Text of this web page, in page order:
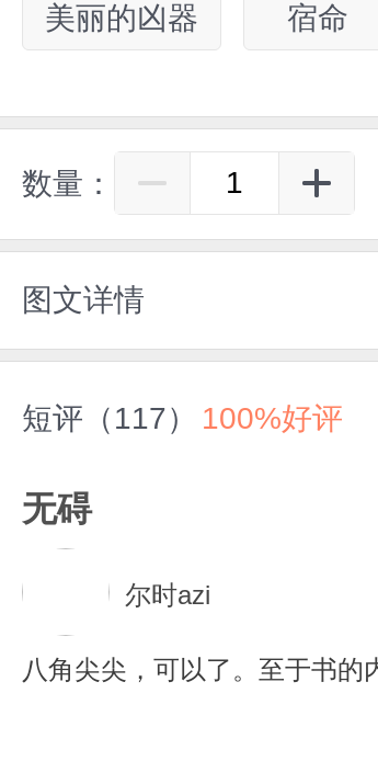
美丽的凶器 宿命
数量：
图文详情
短评（117） 100%好评
无碍
尔时azi
八角尖尖，可以了。至于书